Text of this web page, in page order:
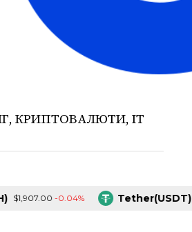
КРИПТОВАЛЮТИ, ІТ
-0.04% Tether(USDT) $1.00